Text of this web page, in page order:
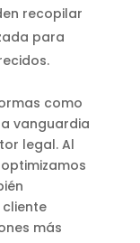
recopilar
para
como
vanguardia
legal. Al
más